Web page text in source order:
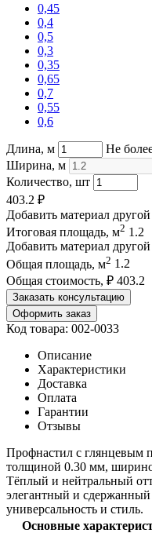
0,45
0,4
0,5
0,3
0,35
0,65
0,7
0,55
0,6
Длина, м
Не
Ширина, м
Количество, шт
403.2 ₽
Добавить материал
Итоговая площадь, м2 1.2
Добавить материал
Общая площадь, м2 1.2
Общая стоимость, ₽ 403.2
Заказать консультацию
Оформить заказ
Код товара: 002-0033
Описание
Характеристики
Доставка
Оплата
Гарантии
Отзывы
Профнастил с глянцевым
толщиной 0.30 мм,
Тёплый и нейтральный
элегантный и сдержанный
универсальность и стиль.
Основные